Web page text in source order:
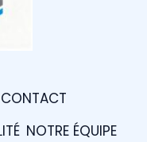
CONTACT
NOTRE ÉQUIPE